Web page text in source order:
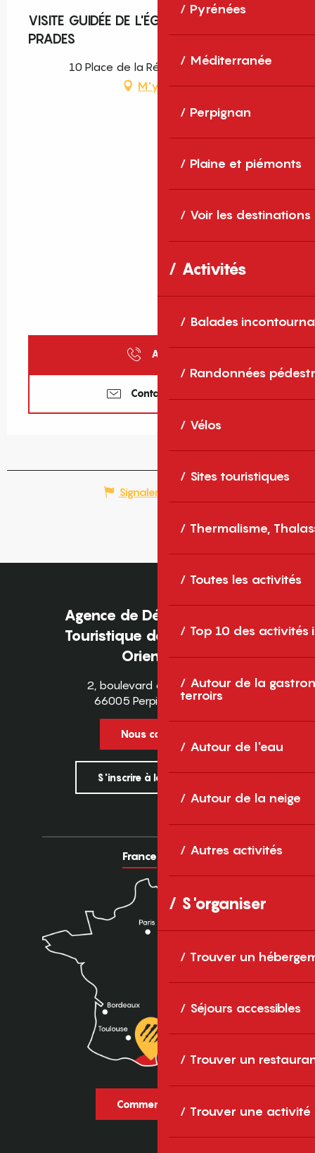
Pyrénées
Méditerranée
Perpignan
Plaine et piémonts
Voir les destinations
Activités
Balades
Randonnées
Vélos
Sites touristiques
Thermalisme,
Toutes les activités
Top 10 des activités
Autour de la
terroirs
Autour de l'eau
Autour de la neige
Autres activités
S'organiser
Trouver un
Séjours accessibles
Trouver un
Trouver une activité
VISITE GUIDÉE DE L'ÉGLISE ST-PIERRE DE
PRADES
10 Place de la République, Prades
M'y rendre
Appeler
Contactez-nous
Signaler une erreur
Agence de Développement
Touristique des Pyrénées-
Orientales
2, boulevard des Pyrénées
66005 Perpignan Cedex
Nous contacter
S'inscrire à la newsletter
France Europe
Comment venir ?